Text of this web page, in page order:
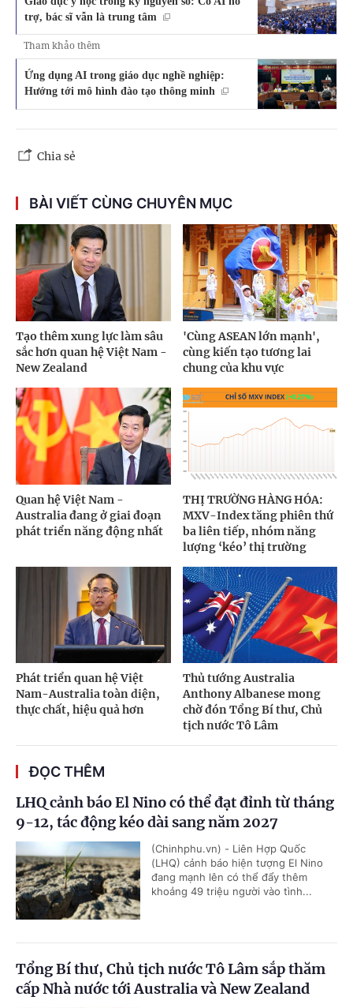
trợ, bác sĩ vẫn là trung tâm
Tham khảo thêm
Ứng dụng AI trong giáo dục nghề nghiệp:
Hướng tới mô hình đào tạo thông minh
Chia sẻ
BÀI VIẾT CÙNG CHUYÊN MỤC
Tạo thêm xung lực làm sâu
sắc hơn quan hệ Việt Nam -
New Zealand
'Cùng ASEAN lớn mạnh',
cùng kiến tạo tương lai
chung của khu vực
Quan hệ Việt Nam -
Australia đang ở giai đoạn
phát triển năng động nhất
THỊ TRƯỜNG HÀNG HÓA:
MXV-Index tăng phiên thứ
ba liên tiếp, nhóm năng
lượng ‘kéo’ thị trường
Phát triển quan hệ Việt
Nam-Australia toàn diện,
thực chất, hiệu quả hơn
Thủ tướng Australia
Anthony Albanese mong
chờ đón Tổng Bí thư, Chủ
tịch nước Tô Lâm
ĐỌC THÊM
LHQ cảnh báo El Nino có thể đạt đỉnh từ tháng
9-12, tác động kéo dài sang năm 2027
(Chinhphu.vn) - Liên Hợp Quốc
(LHQ) cảnh báo hiện tượng El Nino
đang mạnh lên có thể đẩy thêm
khoảng 49 triệu người vào tình...
Tổng Bí thư, Chủ tịch nước Tô Lâm sắp thăm
cấp Nhà nước tới Australia và New Zealand